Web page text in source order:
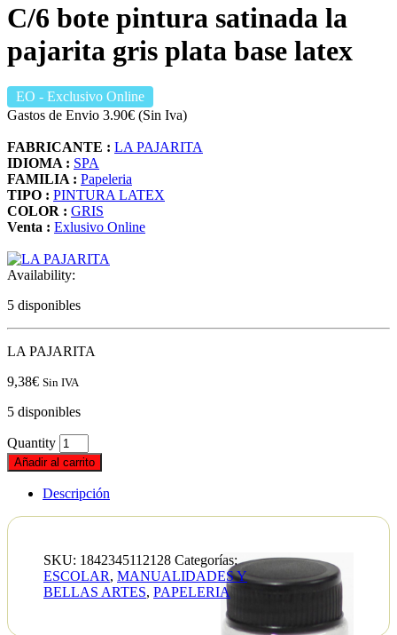
C/6 bote pintura satinada la
pajarita gris plata base latex
EO - Exclusivo Online
Gastos de Envio 3.90€ (Sin Iva)
FABRICANTE : LA PAJARITA
IDIOMA : SPA
FAMILIA : Papeleria
TIPO : PINTURA LATEX
COLOR : GRIS
Venta : Exlusivo Online
Availability:
5 disponibles
LA PAJARITA
9,38€ Sin IVA
5 disponibles
Quantity
Añadir al carrito
Descripción
SKU: 1842345112128 Categorías:
ESCOLAR, MANUALIDADES Y
BELLAS ARTES, PAPELERIA